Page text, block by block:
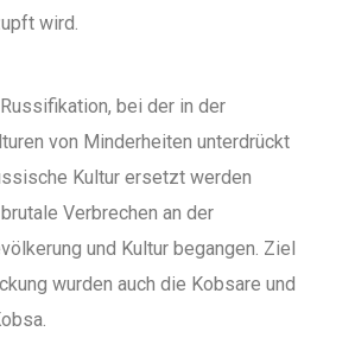
wird.
bei der in der
von Minderheiten unterdrückt
Kultur ersetzt werden
Verbrechen an der
und Kultur begangen. Ziel
wurden auch die Kobsare und